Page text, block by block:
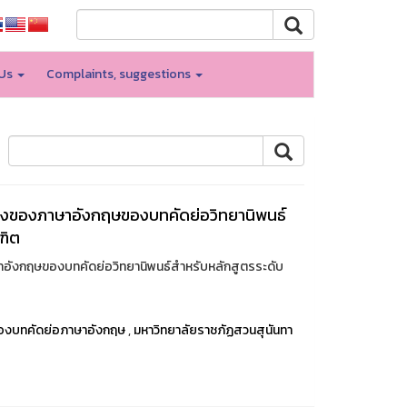
Complaints, suggestions
ของภาษาอังกฤษของบทคัดย่อวิทยานิพนธ์
ต
งกฤษของบทคัดย่อวิทยานิพนธ์สำหรับหลักสูตรระดับ
งบทคัดย่อภาษาอังกฤษ,มหาวิทยาลัยราชภัฏสวนสุนันทา